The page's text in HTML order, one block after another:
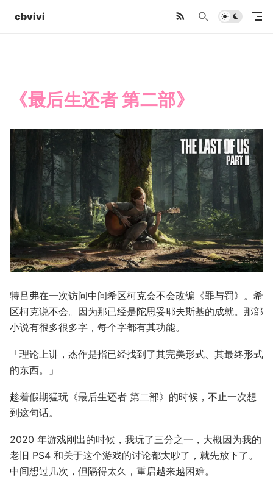
cbvivi
《最后生还者 第二部》
特吕弗在一次访问中问希区柯克会不会改编《罪与罚》。希
区柯克说不会。因为那已经是陀思妥耶夫斯基的成就。那部
小说有很多很多字，每个字都有其功能。
「理论上讲，杰作是指已经找到了其完美形式、其最终形式
的东西。」
趁着假期猛玩《最后生还者 第二部》的时候，不止一次想
到这句话。
2020 年游戏刚出的时候，我玩了三分之一，大概因为我的
老旧 PS4 和关于这个游戏的讨论都太吵了，就先放下了。
中间想过几次，但隔得太久，重启越来越困难。